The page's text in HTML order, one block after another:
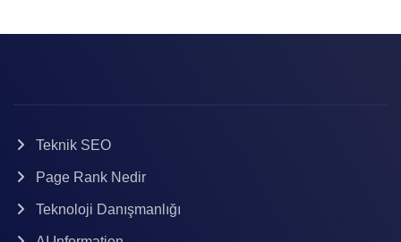
Teknik SEO
Page Rank Nedir
Teknoloji Danışmanlığı